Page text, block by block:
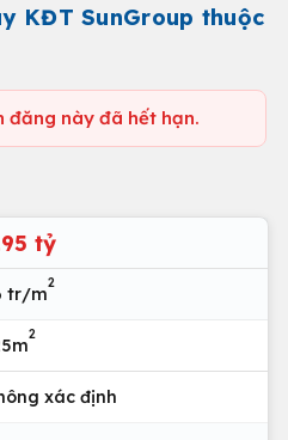
KĐT SunGroup thuộc
đăng này đã hết hạn.
tỷ
tr/m
2
2
xác định